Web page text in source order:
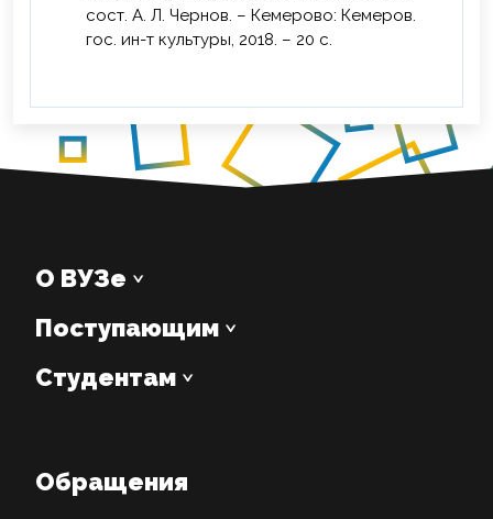
сост. А. Л. Чернов. – Кемерово: Кемеров.
гос. ин-т культуры, 2018. – 20 с.
О ВУЗе
Поступающим
Студентам
Обращения